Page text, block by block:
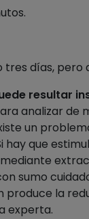
tres días, pero
resultar
analizar de
un
hay que
sumo
produce la
experta.